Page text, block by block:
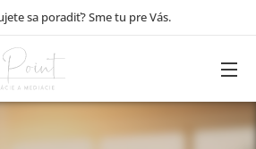
sa poradiť? Sme tu pre Vás.